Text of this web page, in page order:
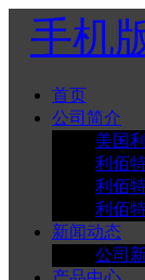
手机
首页
公司简介
美国
利佰
利佰
利佰
新闻动态
公司